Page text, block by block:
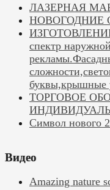
ЛАЗЕРНАЯ
НОВОГОДНИЕ
спектр
буквы,крышные
ТОРГОВОЕ
Символ нового
Видео
Amazing nature